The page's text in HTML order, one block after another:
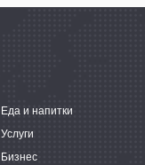
Еда и напитки
Услуги
Бизнес